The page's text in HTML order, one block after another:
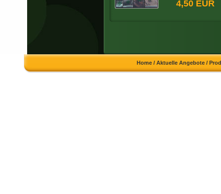
4,50 EUR
Home /Aktuelle Angebote /